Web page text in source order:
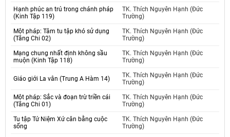
Hạnh phúc an trú trong chánh pháp
(Kinh Tập 119)
TK. Thích Nguyên Hạnh (Đức
Trường)
Một pháp: Tâm tu tập khó sử dụng
(Tăng Chi 02)
TK. Thích Nguyên Hạnh (Đức
Trường)
Mạng chung nhất định không sầu
muộn (Kinh Tập 118)
TK. Thích Nguyên Hạnh (Đức
Trường)
Giáo giới La vân (Trung A Hàm 14)
TK. Thích Nguyên Hạnh (Đức
Trường)
Một pháp: Sắc và đoạn trừ triền cái
(Tăng Chi 01)
TK. Thích Nguyên Hạnh (Đức
Trường)
Tu tập Tứ Niệm Xứ cân bằng cuộc
sống
TK. Thích Nguyên Hạnh (Đức
Trường)